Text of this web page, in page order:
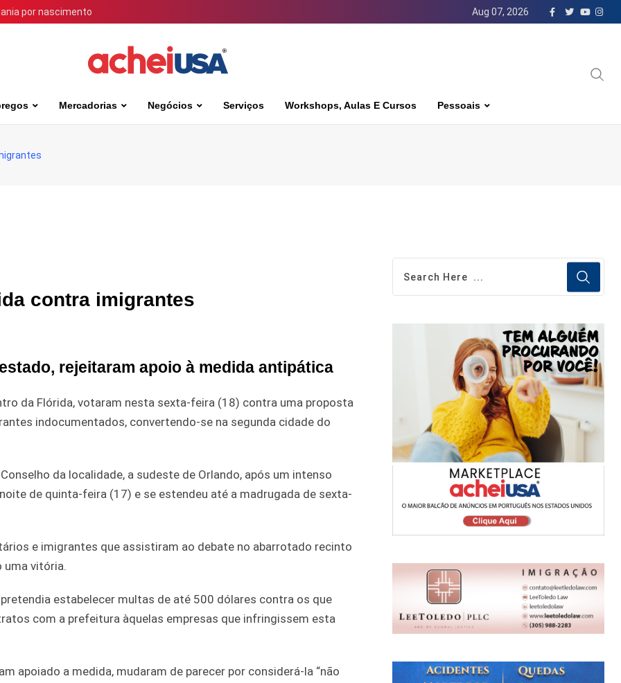
por nascimento Aug 07, 2026
Mercadorias Negócios Serviços Workshops, Aulas E Cursos Pessoais
contra imigrantes
rejeitaram apoio à medida antipática
da Flórida, votaram nesta sexta-feira (18) contra uma proposta
indocumentados, convertendo-se na segunda cidade do
da localidade, a sudeste de Orlando, após um intenso
de quinta-feira (17) e se estendeu até a madrugada de sexta-
e imigrantes que assistiram ao debate no abarrotado recinto
uma vitória.
estabelecer multas de até 500 dólares contra os que
com a prefeitura àquelas empresas que infringissem esta
apoiado a medida, mudaram de parecer por considerá-la “não